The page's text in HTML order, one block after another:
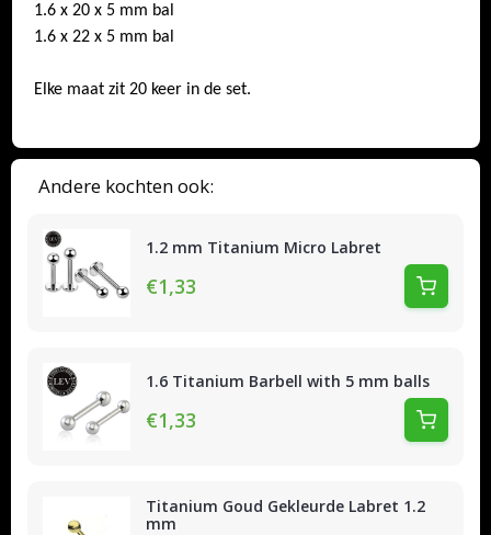
Andere kochten ook:
1.2 mm Titanium Micro Labret
€1,33
1.6 Titanium Barbell with 5 mm balls
€1,33
Titanium Goud Gekleurde Labret 1.2
mm
1.6 x 20 x 5 mm bal
1.6 x 22 x 5 mm bal
Elke maat zit 20 keer in de set.